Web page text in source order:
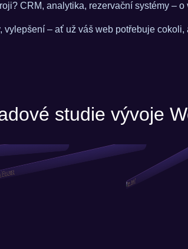
CRM, analytika, rezervační systémy –
– ať už váš web potřebuje
studie vývoje